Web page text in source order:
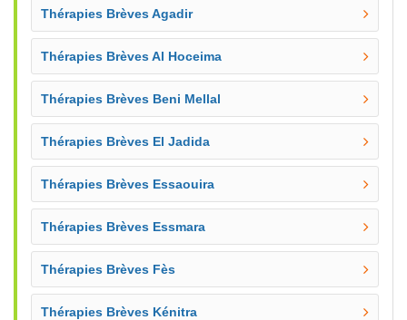
Thérapies Brèves Agadir
Thérapies Brèves Al Hoceima
Thérapies Brèves Beni Mellal
Thérapies Brèves El Jadida
Thérapies Brèves Essaouira
Thérapies Brèves Essmara
Thérapies Brèves Fès
Thérapies Brèves Kénitra